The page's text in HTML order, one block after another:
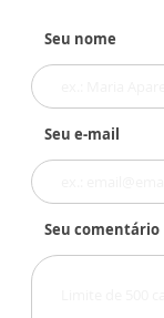
Seu nome
Seu e-mail
Seu comentário